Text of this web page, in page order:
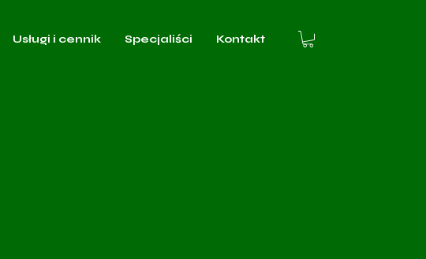
Usługi i cennik Specjaliści Kontakt